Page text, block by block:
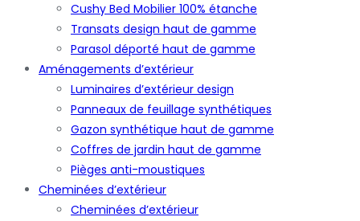
Cushy Bed Mobilier 100% étanche
Transats design haut de gamme
Parasol déporté haut de gamme
Aménagements d’extérieur
Luminaires d’extérieur design
Panneaux de feuillage synthétiques
Gazon synthétique haut de gamme
Coffres de jardin haut de gamme
Pièges anti-moustiques
Cheminées d’extérieur
Cheminées d’extérieur